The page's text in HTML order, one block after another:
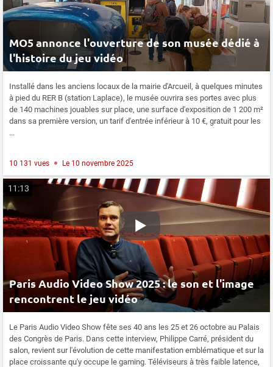
MO5 annonce l'ouverture de son musée dédié à
l'histoire du jeu vidéo
Installé dans les anciens locaux de la mairie d'Arcueil, à quelques minutes
à pied du RER B (station Laplace), le musée ouvrira ses portes avec plus
de 140 machines jouables sur place, une surface d'exposition de 1 200 m²
dans sa première version, un tarif d'entrée inférieur à 10 €, gratuit pour les
...
10 131 vues Le 10 novembre 2025
Paris Audio Video Show 2025 : le son et l'image
rencontrent le jeu vidéo
11:13
Le Paris Audio Video Show fête ses 40 ans les 25 et 26 octobre au Palais
des Congrès de Paris. Dans cette interview, Philippe Carré, président du
salon, revient sur l'évolution de cette manifestation emblématique et sur la
place croissante qu'y occupe le gaming. Téléviseurs à très faible latence,